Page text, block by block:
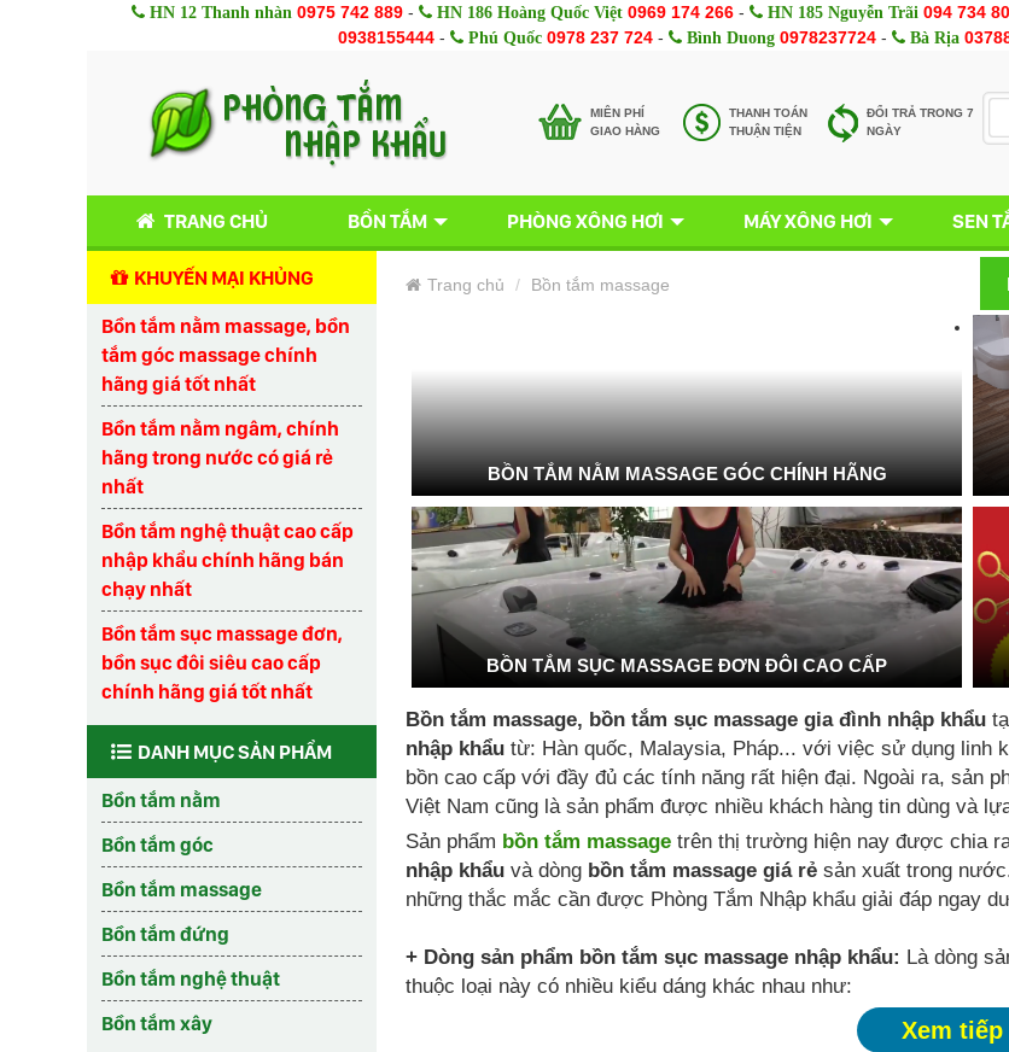
HN 12 Thanh nhàn 0975 742 889 - HN 186 Hoàng Quốc Việt 0969 174 266 - HN 185 Nguyễn Trãi 094 734
0938155444- Phú Quốc 0978 237 724- Bình Duong 0978237724- Bà Rịa
MIÊN PHÍ
GIAO HÀNG
THANH TOÁN
THUẬN TIỆN
ĐỔI TRẢ TRONG 7
NGÀY
TRANG CHỦ BỒN TẮM PHÒNG XÔNG HƠI MÁY XÔNG HƠI SEN
KHUYẾN MẠI KHỦNG
Bồn tắm nằm massage, bồn
tắm góc massage chính
hãng giá tốt nhất
Bồn tắm nằm ngâm, chính
hãng trong nước có giá rẻ
nhất
Bồn tắm nghệ thuật cao cấp
nhập khẩu chính hãng bán
chạy nhất
Bồn tắm sục massage đơn,
bồn sục đôi siêu cao cấp
chính hãng giá tốt nhất
DANH MỤC SẢN PHẨM
Bồn tắm nằm
Bồn tắm góc
Bồn tắm massage
Bồn tắm đứng
Bồn tắm nghệ thuật
Bồn tắm xây
Trang chủ Bồn tắm massage
BỒN TẮM NẰM MASSAGE GÓC CHÍNH HÃNG
BỒN TẮM SỤC MASSAGE ĐƠN ĐÔI CAO CẤP
Bồn tắm massage, bồn tắm sục massage gia đình nhập khẩu
nhập khẩu từ: Hàn quốc, Malaysia, Pháp... với việc sử dụng linh
bồn cao cấp với đầy đủ các tính năng rất hiện đại. Ngoài ra, sản
Việt Nam cũng là sản phẩm được nhiều khách hàng tin dùng và
Sản phẩm bồn tắm massage trên thị trường hiện nay được chia
nhập khẩu và dòng bồn tắm massage giá rẻ sản xuất trong
những thắc mắc cần được Phòng Tắm Nhập khẩu giải đáp ngay
+ Dòng sản phẩm bồn tắm sục massage nhập khẩu: Là dòng
thuộc loại này có nhiều kiểu dáng khác nhau như:
Xem tiếp